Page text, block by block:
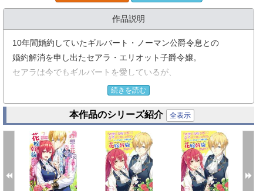
作品説明
10年間婚約していたギルバート・ノーマン公爵令息との
婚約解消を申し出たセアラ・エリオット子爵令嬢。
セアラは今でもギルバートを愛しているが、
彼の冷たい態度や他の女性と親しくする姿を目の当たりにし、
自分が愛されていない、またふさわしい相手ではないと感じ、
身を引くことを決意する。
しかし、そんなセアラの申し出は……なぜか拒否されてしま
う！？
続きを読む
本作品のシリーズ紹介 全表示